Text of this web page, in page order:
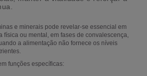
e minerais pode revelar-se essencial em
ou mental, em fases de convalescença,
a alimentação não fornece os níveis
funções específicas: